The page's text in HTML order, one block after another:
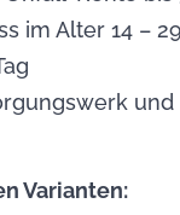
im Alter 14 –
Varianten: